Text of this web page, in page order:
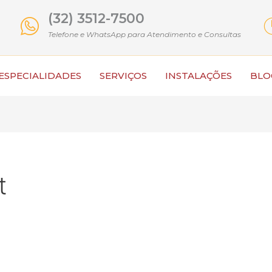
(32) 3512-7500
Telefone e WhatsApp para Atendimento e Consultas
SERVIÇOS INSTALAÇÕES